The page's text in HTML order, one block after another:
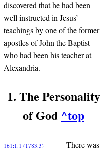
discovered that he had been
well instructed in Jesus’
teachings by one of the former
apostles of John the Baptist
who had been his teacher at
Alexandria.
1. The Personality
of God ^top
161:1.1 (1783.3)
There was